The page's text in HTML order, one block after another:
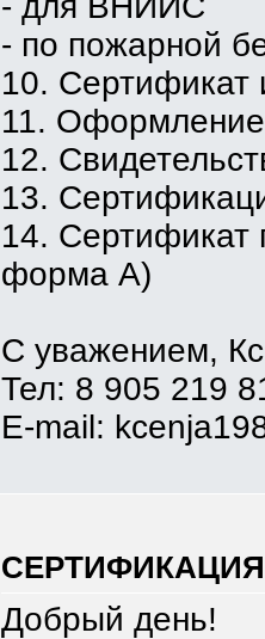
- по пожарной
10. Сертификат
11.
12.
13.
14. Сертификат
форма А)
С уважением,
Тел: 8 905 219
E-mail:
Добрый день!